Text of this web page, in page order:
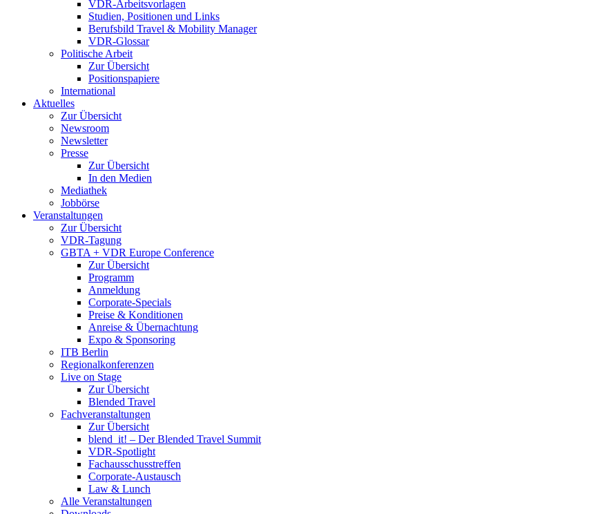
VDR-Arbeitsvorlagen
Studien, Positionen und Links
Berufsbild Travel & Mobility Manager
VDR-Glossar
Politische Arbeit
Zur Übersicht
Positionspapiere
International
Aktuelles
Zur Übersicht
Newsroom
Newsletter
Presse
Zur Übersicht
In den Medien
Mediathek
Jobbörse
Veranstaltungen
Zur Übersicht
VDR-Tagung
GBTA + VDR Europe Conference
Zur Übersicht
Programm
Anmeldung
Corporate-Specials
Preise & Konditionen
Anreise & Übernachtung
Expo & Sponsoring
ITB Berlin
Regionalkonferenzen
Live on Stage
Zur Übersicht
Blended Travel
Fachveranstaltungen
Zur Übersicht
blend_it! – Der Blended Travel Summit
VDR-Spotlight
Fachausschusstreffen
Corporate-Austausch
Law & Lunch
Alle Veranstaltungen